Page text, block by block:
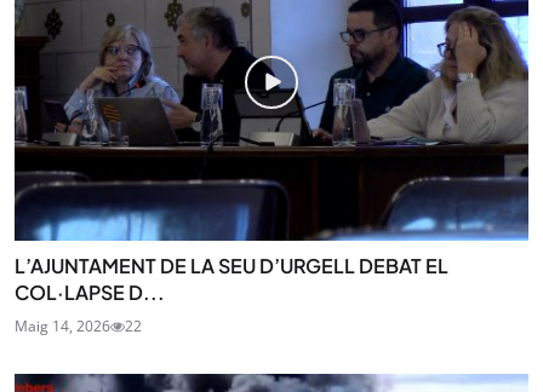
L’AJUNTAMENT DE LA SEU D’URGELL DEBAT EL
COL·LAPSE D...
Maig 14, 2026 22